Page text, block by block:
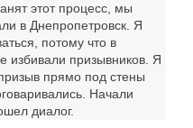
этот процесс, мы
в Днепропетровск. Я
потому что в
избивали призывников. Я
прямо под стены
Начали
диалог.